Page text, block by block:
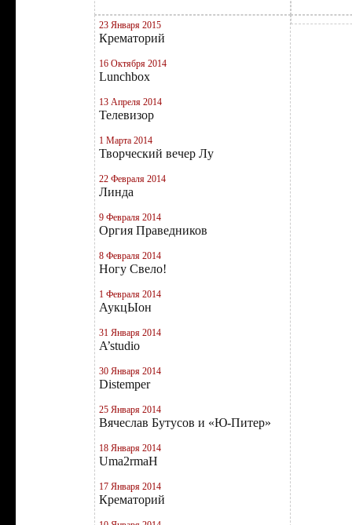
23 Января 2015
Крематорий
16 Октября 2014
Lunchbox
13 Апреля 2014
Телевизор
1 Марта 2014
Творческий вечер Лу
22 Февраля 2014
Линда
9 Февраля 2014
Оргия Праведников
8 Февраля 2014
Ногу Свело!
1 Февраля 2014
АукцЫон
31 Января 2014
A’studio
30 Января 2014
Distemper
25 Января 2014
Вячеслав Бутусов и «Ю-Питер»
18 Января 2014
Uma2rmaН
17 Января 2014
Крематорий